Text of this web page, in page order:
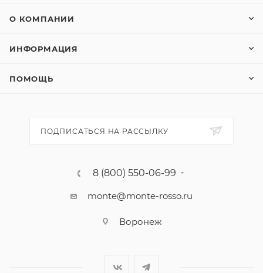
О КОМПАНИИ
ИНФОРМАЦИЯ
ПОМОЩЬ
ПОДПИСАТЬСЯ НА РАССЫЛКУ
8 (800) 550-06-99
monte@monte-rosso.ru
Воронеж